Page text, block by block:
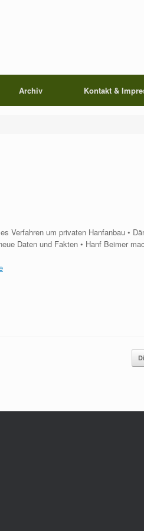
Archiv Kontakt &
Verfahren um privaten Hanfanbau •
Daten und Fakten • Hanf Beimer